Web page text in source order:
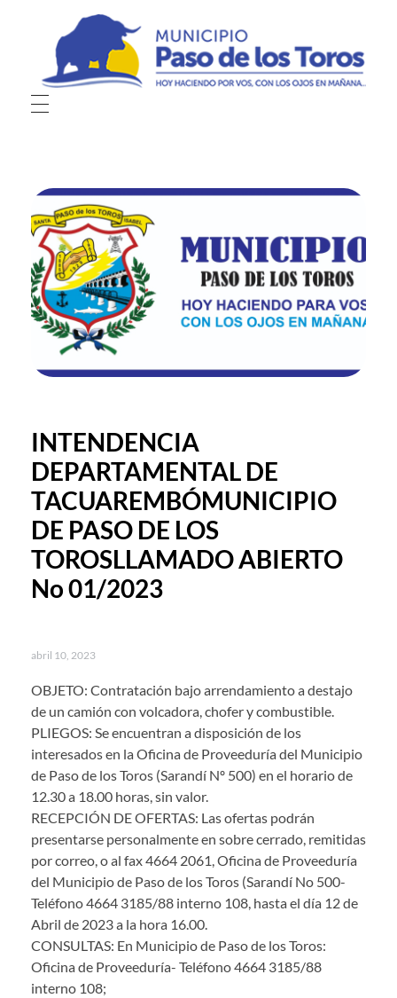
Municipio de Paso de los Toros
Hoy haciendo para vos, con los ojos en mañana
INTENDENCIA
DEPARTAMENTAL DE
TACUAREMBÓMUNICIPIO
DE PASO DE LOS
TOROSLLAMADO ABIERTO
No 01/2023
abril 10, 2023
OBJETO: Contratación bajo arrendamiento a destajo
de un camión con volcadora, chofer y combustible.
PLIEGOS: Se encuentran a disposición de los
interesados en la Oficina de Proveeduría del Municipio
de Paso de los Toros (Sarandí Nº 500) en el horario de
12.30 a 18.00 horas, sin valor.
RECEPCIÓN DE OFERTAS: Las ofertas podrán
presentarse personalmente en sobre cerrado, remitidas
por correo, o al fax 4664 2061, Oficina de Proveeduría
del Municipio de Paso de los Toros (Sarandí No 500-
Teléfono 4664 3185/88 interno 108, hasta el día 12 de
Abril de 2023 a la hora 16.00.
CONSULTAS: En Municipio de Paso de los Toros:
Oficina de Proveeduría- Teléfono 4664 3185/88
interno 108;